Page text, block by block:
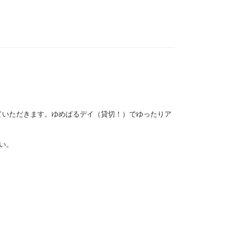
ただきます。ゆめぱるデイ（貸切！）でゆったりア